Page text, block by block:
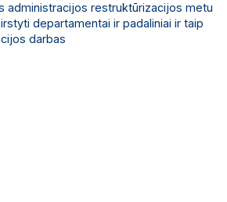
administracijos restruktūrizacijos metu
departamentai ir padaliniai ir taip
darbas